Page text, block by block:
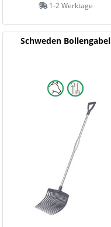
1-2 Werktage
Schweden Bollengabel